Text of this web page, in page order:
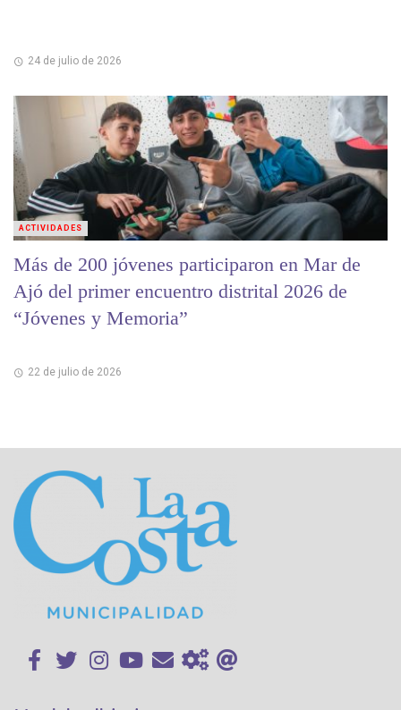
24 de julio de 2026
Más de 200 jóvenes participaron en Mar de
Ajó del primer encuentro distrital 2026 de
“Jóvenes y Memoria”
22 de julio de 2026
ACTIVIDADES